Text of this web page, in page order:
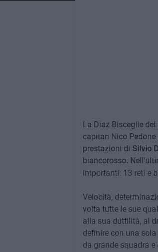
La Diaz Bisceglie
capitan Nico
prestazioni di Silvio
biancorosso.
importanti: 13 reti e
Velocità,
volta tutte le sue
alla sua duttilità, al
definire con una
da grande squadra